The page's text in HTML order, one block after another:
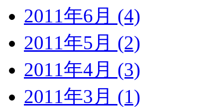
2011年6月 (4)
2011年5月 (2)
2011年4月 (3)
2011年3月 (1)